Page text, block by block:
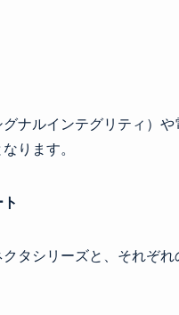
ナルインテグリティ）
ります。
タシリーズと、それぞれ